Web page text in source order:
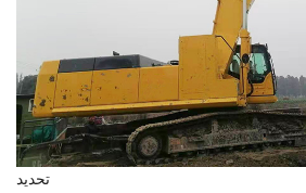
تحديد